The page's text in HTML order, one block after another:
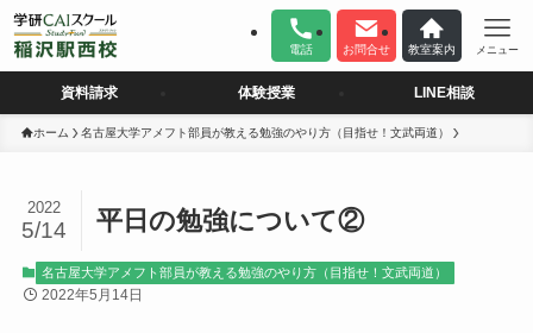
電話 お問合せ 教室案内 メニュー
資料請求 体験授業 LINE相談
ホーム 名古屋大学アメフト部員が教える勉強のやり方（目指せ！文武両道）
平日の勉強について②
2022
5/14
名古屋大学アメフト部員が教える勉強のやり方（目指せ！文武両道）
2022年5月14日